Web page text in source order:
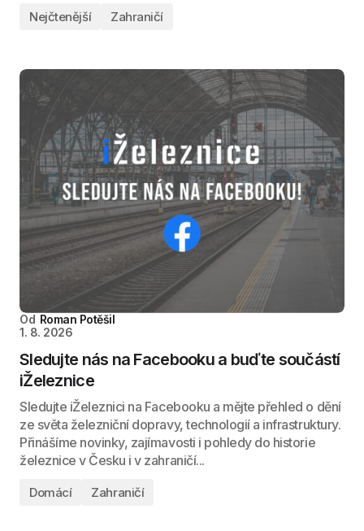
Nejčtenější Zahraničí
Od Roman Potěšil
1. 8. 2026
Sledujte nás na Facebooku a buďte součástí
iŽeleznice
Sledujte iŽeleznici na Facebooku a mějte přehled o dění
ze světa železniční dopravy, technologií a infrastruktury.
Přinášíme novinky, zajímavosti i pohledy do historie
železnice v Česku i v zahraničí...
Domácí Zahraničí